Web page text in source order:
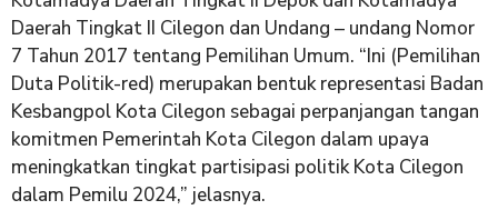
Daerah Tingkat II Cilegon dan Undang – undang Nomor
7 Tahun 2017 tentang Pemilihan Umum. “Ini (Pemilihan
Duta Politik-red) merupakan bentuk representasi Badan
Kesbangpol Kota Cilegon sebagai perpanjangan tangan
komitmen Pemerintah Kota Cilegon dalam upaya
meningkatkan tingkat partisipasi politik Kota Cilegon
dalam Pemilu 2024,” jelasnya.